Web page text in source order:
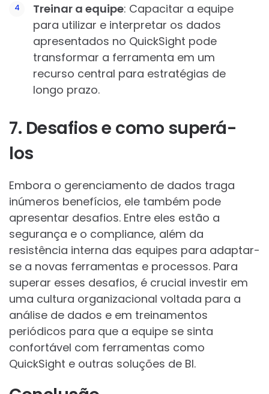
Treinar a equipe: Capacitar a equipe
para utilizar e interpretar os dados
apresentados no QuickSight pode
transformar a ferramenta em um
recurso central para estratégias de
longo prazo.
7. Desafios e como superá-
los
Embora o gerenciamento de dados traga
inúmeros benefícios, ele também pode
apresentar desafios. Entre eles estão a
segurança e o compliance, além da
resistência interna das equipes para adaptar-
se a novas ferramentas e processos. Para
superar esses desafios, é crucial investir em
uma cultura organizacional voltada para a
análise de dados e em treinamentos
periódicos para que a equipe se sinta
confortável com ferramentas como
QuickSight e outras soluções de BI.